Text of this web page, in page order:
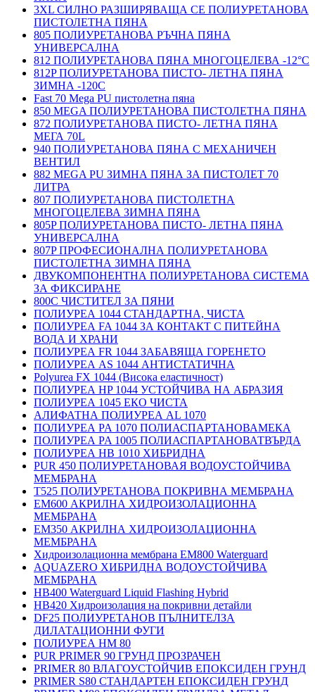
3XL СИЛНО РАЗШИРЯВАЩА СЕ ПОЛИУРЕТАНОВА
ПИСТОЛЕТНА ПЯНА
805 ПОЛИУРЕТАНОВА РЪЧНА ПЯНА
УНИВЕРСАЛНА
812 ПОЛИУРЕТАНОВА ПЯНА МНОГОЦЕЛЕВА -12°C
812P ПОЛИУРЕТАНОВА ПИСТО- ЛЕТНА ПЯНА
ЗИМНА -120С
Fast 70 Mega PU пистолетна пяна
850 MEGA ПОЛИУРЕТАНОВА ПИСТОЛЕТНА ПЯНА
872 ПОЛИУРЕТАНОВА ПИСТО- ЛЕТНА ПЯНА
МЕГА 70L
940 ПОЛИУРЕТАНОВА ПЯНА С МЕХАНИЧЕН
ВЕНТИЛ
882 MEGA PU ЗИМНА ПЯНА ЗА ПИСТОЛЕТ 70
ЛИТРА
807 ПОЛИУРЕТАНОВА ПИСТОЛЕТНА
МНОГОЦЕЛЕВА ЗИМНА ПЯНА
805P ПОЛИУРЕТАНОВА ПИСТО- ЛЕТНА ПЯНА
УНИВЕРСАЛНА
807P ПРОФЕСИОНАЛНА ПОЛИУРЕТАНОВА
ПИСТОЛЕТНА ЗИМНА ПЯНА
ДВУКОМПОНЕНТНА ПОЛИУРЕТАНОВА СИСТЕМА
ЗА ФИКСИРАНЕ
800C ЧИСТИТЕЛ ЗА ПЯНИ
ПОЛИУРЕА 1044 СТАНДАРТНА, ЧИСТА
ПОЛИУРЕА FA 1044 ЗА КОНТАКТ С ПИТЕЙНА
ВОДА И ХРАНИ
ПОЛИУРЕА FR 1044 ЗАБАВЯЩА ГОРЕНЕТО
ПОЛИУРЕА AS 1044 АНТИСТАТИЧНА
Polyurea FX 1044 (Висока еластичност)
ПОЛИУРЕА HP 1044 УСТОЙЧИВА НА АБРАЗИЯ
ПОЛИУРЕА 1045 ЕКО ЧИСТА
АЛИФАТНА ПОЛИУРЕА AL 1070
ПОЛИУРЕА PA 1070 ПОЛИАСПАРТАНОВАМЕКА
ПОЛИУРЕА PA 1005 ПОЛИАСПАРТАНОВАТВЪРДА
ПОЛИУРЕА HB 1010 ХИБРИДНА
PUR 450 ПОЛИУРЕТАНОВАЯ ВОДОУСТОЙЧИВА
МЕМБРАНА
T525 ПОЛИУРЕТАНОВА ПОКРИВНА МЕМБРАНА
EM600 АКРИЛНА ХИДРОИЗОЛАЦИОННА
МЕМБРАНА
EM350 АКРИЛНА ХИДРОИЗОЛАЦИОННА
МЕМБРАНА
Хидроизолационна мембрана EM800 Waterguard
AQUAZERO ХИБРИДНА ВОДОУСТОЙЧИВА
МЕМБРАНА
HB400 Waterguard Liquid Flashing Hybrid
HB420 Хидроизолация на покривни детайли
DF25 ПОЛИУРЕТАНОВ ПЪЛНИТЕЛЗА
ДИЛАТАЦИОННИ ФУГИ
ПОЛИУРЕА HM 80
PUR PRIMER 90 ГРУНД ПРОЗРАЧЕН
PRIMER 80 ВЛАГОУСТОЙЧИВ ЕПОКСИДЕН ГРУНД
PRIMER S80 СТАНДАРТЕН ЕПОКСИДЕН ГРУНД